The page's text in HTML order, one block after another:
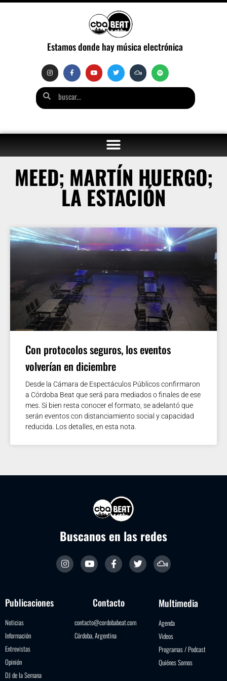
Estamos donde hay música electrónica
MEED; MARTÍN HUERGO;
LA ESTACIÓN
Con protocolos seguros, los eventos
volverían en diciembre
Desde la Cámara de Espectáculos Públicos confirmaron
a Córdoba Beat que será para mediados o finales de ese
mes. Si bien resta conocer el formato, se adelantó que
serán eventos con distanciamiento social y capacidad
reducida. Los detalles, en esta nota.
Buscanos en las redes
Publicaciones
Noticias
Información
Entrevistas
Opinión
DJ de la Semana
Contacto
contacto@cordobabeat.com
Córdoba, Argentina
Multimedia
Agenda
Videos
Programas / Podcast
Quiénes Somos